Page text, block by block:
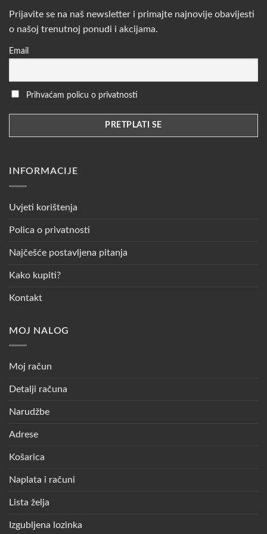
Prijavite se na naš newsletter i primajte najnovije obavijesti
o našoj trenutnoj ponudi i akcijama.
Email
Prihvaćam policu o privatnosti
INFORMACIJE
Uvjeti korištenja
Polica o privatnosti
Najčešće postavljena pitanja
Kako kupiti?
Kontakt
MOJ NALOG
Moj račun
Detalji računa
Narudžbe
Adrese
Košarica
Naplata i računi
Lista želja
Izgubljena lozinka